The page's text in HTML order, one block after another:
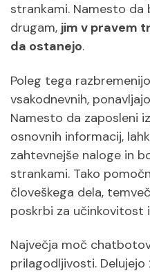
strankami. Namesto da
drugam, jim v pravem
da ostanejo.
Poleg tega
vsakodnevnih,
Namesto da zaposleni
osnovnih informacij,
zahtevnejše naloge in
strankami. Tako
človeškega dela,
poskrbi za učinkovitost
Največja moč
prilagodljivosti.